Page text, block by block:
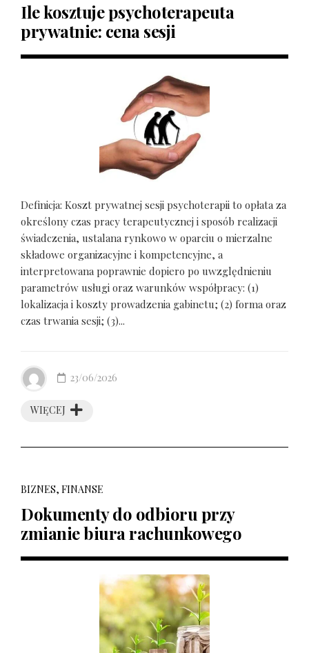
Ile kosztuje psychoterapeuta
prywatnie: cena sesji
Definicja: Koszt prywatnej sesji psychoterapii to opłata za
określony czas pracy terapeutycznej i sposób realizacji
świadczenia, ustalana rynkowo w oparciu o mierzalne
składowe organizacyjne i kompetencyjne, a
interpretowana poprawnie dopiero po uwzględnieniu
parametrów usługi oraz warunków współpracy: (1)
lokalizacja i koszty prowadzenia gabinetu; (2) forma oraz
czas trwania sesji; (3)...
WIĘCEJ
23/06/2026
BIZNES, FINANSE
Dokumenty do odbioru przy
zmianie biura rachunkowego